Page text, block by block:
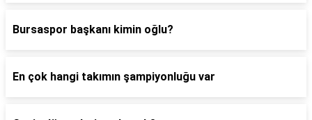
Bursaspor başkanı kimin oğlu?
En çok hangi takımın şampiyonluğu var